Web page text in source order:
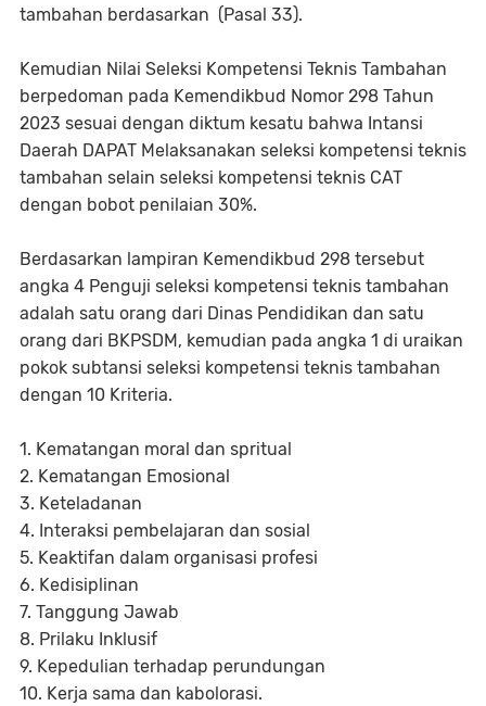
tambahan berdasarkan (Pasal 33).
Kemudian Nilai Seleksi Kompetensi Teknis Tambahan
berpedoman pada Kemendikbud Nomor 298 Tahun
2023 sesuai dengan diktum kesatu bahwa Intansi
Daerah DAPAT Melaksanakan seleksi kompetensi teknis
tambahan selain seleksi kompetensi teknis CAT
dengan bobot penilaian 30%.
Berdasarkan lampiran Kemendikbud 298 tersebut
angka 4 Penguji seleksi kompetensi teknis tambahan
adalah satu orang dari Dinas Pendidikan dan satu
orang dari BKPSDM, kemudian pada angka 1 di uraikan
pokok subtansi seleksi kompetensi teknis tambahan
dengan 10 Kriteria.
1. Kematangan moral dan spritual
2. Kematangan Emosional
3. Keteladanan
4. Interaksi pembelajaran dan sosial
5. Keaktifan dalam organisasi profesi
6. Kedisiplinan
7. Tanggung Jawab
8. Prilaku Inklusif
9. Kepedulian terhadap perundungan
10. Kerja sama dan kabolorasi.